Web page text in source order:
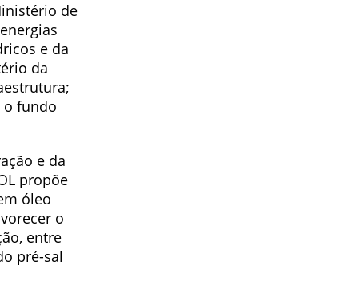
de
e da
da
o fundo
e da
propõe
óleo
o
entre
pré-sal